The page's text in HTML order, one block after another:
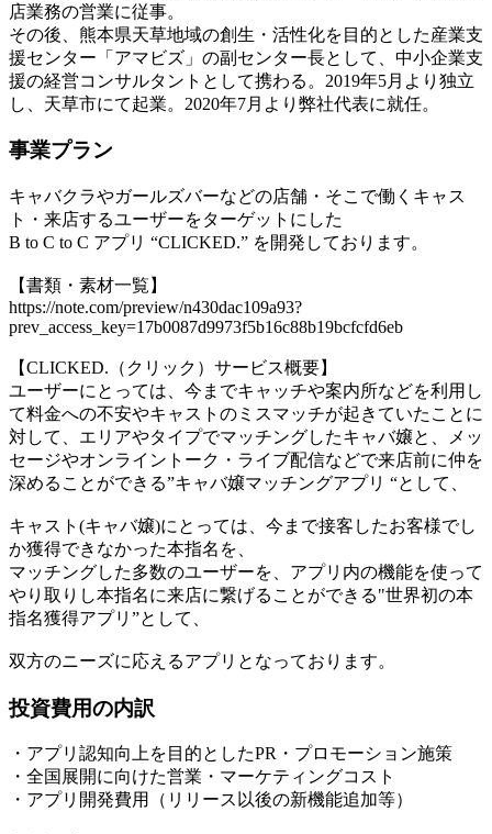
店業務の営業に従事。
その後、熊本県天草地域の創生・活性化を目的とした産業支
援センター「アマビズ」の副センター長として、中小企業支
援の経営コンサルタントとして携わる。2019年5月より独立
し、天草市にて起業。2020年7月より弊社代表に就任。
事業プラン
キャバクラやガールズバーなどの店舗・そこで働くキャス
ト・来店するユーザーをターゲットにした
B to C to C アプリ “CLICKED.” を開発しております。
【書類・素材一覧】
https://note.com/preview/n430dac109a93?
prev_access_key=17b0087d9973f5b16c88b19bcfcfd6eb
【CLICKED.（クリック）サービス概要】
ユーザーにとっては、今までキャッチや案内所などを利用し
て料金への不安やキャストのミスマッチが起きていたことに
対して、エリアやタイプでマッチングしたキャバ嬢と、メッ
セージやオンライントーク・ライブ配信などで来店前に仲を
深めることができる”キャバ嬢マッチングアプリ “として、
キャスト(キャバ嬢)にとっては、今まで接客したお客様でし
か獲得できなかった本指名を、
マッチングした多数のユーザーを、アプリ内の機能を使って
やり取りし本指名に来店に繋げることができる"世界初の本
指名獲得アプリ”として、
双方のニーズに応えるアプリとなっております。
投資費用の内訳
・アプリ認知向上を目的としたPR・プロモーション施策
・全国展開に向けた営業・マーケティングコスト
・アプリ開発費用（リリース以後の新機能追加等）